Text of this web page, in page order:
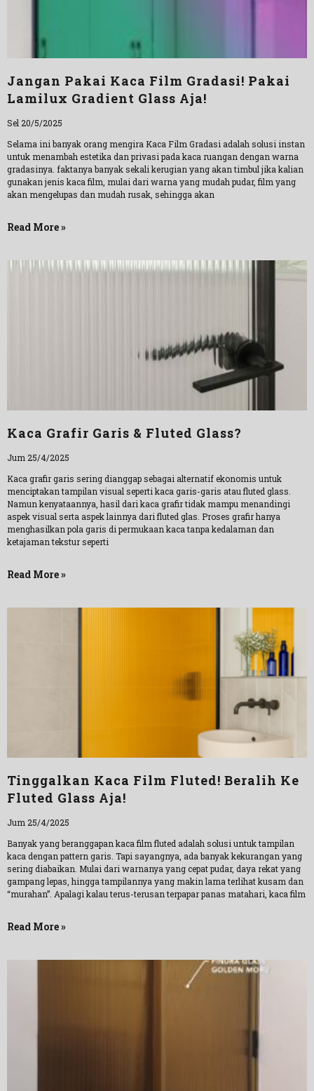
Jangan Pakai Kaca Film Gradasi! Pakai
Lamilux Gradient Glass Aja!
Sel 20/5/2025
Selama ini banyak orang mengira Kaca Film Gradasi adalah solusi instan
untuk menambah estetika dan privasi pada kaca ruangan dengan warna
gradasinya. faktanya banyak sekali kerugian yang akan timbul jika kalian
gunakan jenis kaca film, mulai dari warna yang mudah pudar, film yang
akan mengelupas dan mudah rusak, sehingga akan
Read More »
Kaca Grafir Garis & Fluted Glass?
Jum 25/4/2025
Kaca grafir garis sering dianggap sebagai alternatif ekonomis untuk
menciptakan tampilan visual seperti kaca garis-garis atau fluted glass.
Namun kenyataannya, hasil dari kaca grafir tidak mampu menandingi
aspek visual serta aspek lainnya dari fluted glas. Proses grafir hanya
menghasilkan pola garis di permukaan kaca tanpa kedalaman dan
ketajaman tekstur seperti
Read More »
Tinggalkan Kaca Film Fluted! Beralih Ke
Fluted Glass Aja!
Jum 25/4/2025
Banyak yang beranggapan kaca film fluted adalah solusi untuk tampilan
kaca dengan pattern garis. Tapi sayangnya, ada banyak kekurangan yang
sering diabaikan. Mulai dari warnanya yang cepat pudar, daya rekat yang
gampang lepas, hingga tampilannya yang makin lama terlihat kusam dan
“murahan”. Apalagi kalau terus-terusan terpapar panas matahari, kaca film
Read More »